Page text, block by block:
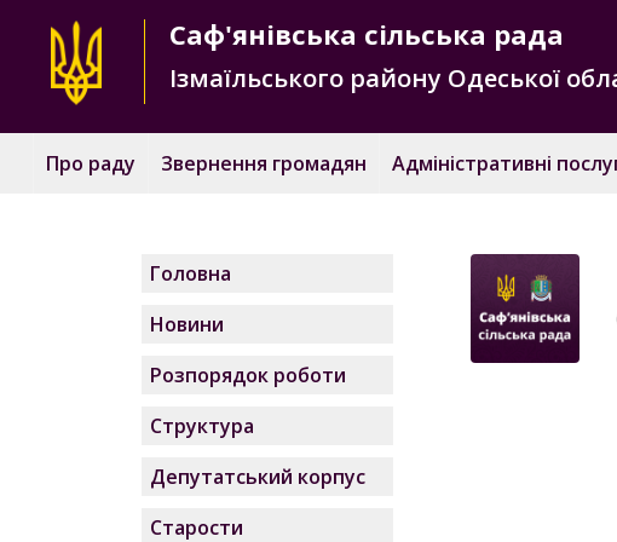
Саф'янівська сільська рада
Ізмаїльського району Одеської
Про раду Звернення громадян Адміністративні
Головна
Новини
Розпорядок роботи
Структура
Депутатський корпус
Старости